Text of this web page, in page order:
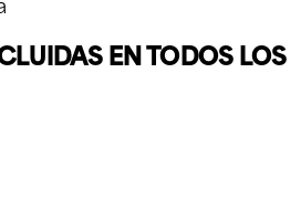
EN TODOS LOS